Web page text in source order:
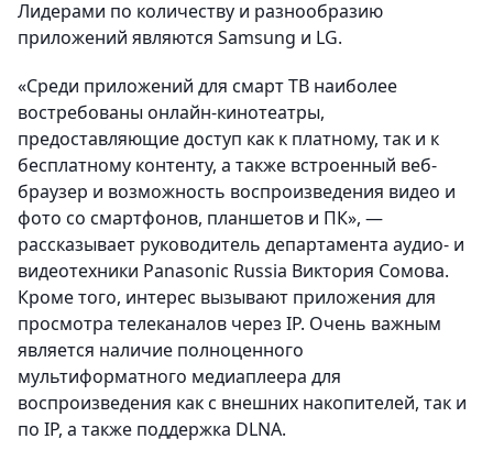
Лидерами по количеству и разнообразию
приложений являются Samsung и LG.
«Среди приложений для смарт ТВ наиболее
востребованы онлайн-кинотеатры,
предоставляющие доступ как к платному, так и к
бесплатному контенту, а также встроенный веб-
браузер и возможность воспроизведения видео и
фото со смартфонов, планшетов и ПК», —
рассказывает руководитель департамента аудио- и
видеотехники Panasonic Russia Виктория Сомова.
Кроме того, интерес вызывают приложения для
просмотра телеканалов через IP. Очень важным
является наличие полноценного
мультиформатного медиаплеера для
воспроизведения как с внешних накопителей, так и
по IP, а также поддержка DLNA.